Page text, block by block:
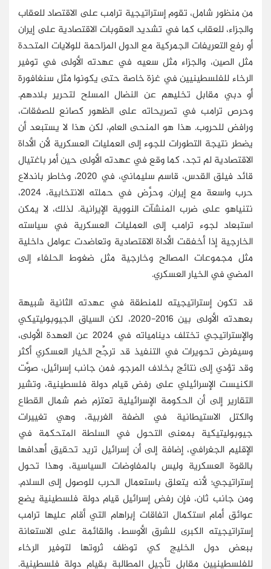
من منظور شامل، تقوم إستراتيجية ترامب على الاقتصاد للعقاب
والجزاء، للعقاب كما في تشديد العقوبات الاقتصادية على إيران
أو رفع التعريفات الجمركية مع الدول المزاحمة للولايات المتحدة
مثل الصين، والجزاء مثل سعيه في عهدته الأولى في توفير
الرخاء للفلسطينيين في غزة خاصة حتى يكونوا مثل سنغافورة
أو دبي مقابل تخليهم عن النضال المسلح لتحرير بلادهم.
وحرص ترامب في تصريحاته على الظهور كصانع للصفقات،
ورافض للحروب. هذا هو المنحى العام، لكن هذا لا يستبعد أن
يضطر نتيجة التطورات للجوء إلى العمليات العسكرية لأن الأداة
الاقتصادية لم تجد، كما وقع في عهدته الأولى حين أمر باغتيال
قائد فيلق القدس، قاسم سليماني، في 2020، وخاطر باندلاع
حرب واسعة مع إيران. وحرَّض في حملته الانتخابية، 2024،
نتنياهو على ضرب المنشآت النووية الإيرانية. لذلك، لا يمكن
استبعاد لجوء ترامب إلى العمليات العسكرية في سياسته
الخارجية إذا أخفقت الأداة الاقتصادية وتعاضدت عوامل داخلية
مثل مجموعات المصالح وخارجية مثل ضغوط الحلفاء إلى
المضي في الخيار العسكري.
قد تكون إستراتيجيته للمنطقة في عهدته الثانية شبيهة
بعهدته الأولى بين 2016-2020، لكن السياق الجيوبوليتيكي
والإستراتيجي تختلف دينامياته في 2024 عن العهدة الأولى،
وسيفرض تحويرات في التنفيذ قد ترجِّح الخيار العسكري أكثر
وقد تؤدي إلى نتائج بخلاف المرجو. فمن جانب إسرائيل، صوَّت
الكنيست الإسرائيلي على رفض قيام دولة فلسطينية، وتشير
التقارير إلى أن الحكومة الإسرائيلية تعتزم ضم شمال القطاع
والكتل الاستيطانية في الضفة الغربية، وهي تغييرات
جيوبوليتيكية بمعنى التحول في السلطة المتحكمة في
الإقليم الجغرافي، إضافة إلى أن إسرائيل تريد تحقيق أهدافها
بالقوة العسكرية وليس بالمفاوضات السياسية، وهذا تحول
إستراتيجي؛ لأنه يتعلق باستعمال الحرب للوصول إلى السلام.
ومن جانب ثان، فإن رفض إسرائيل قيام دولة فلسطينية يضع
عوائق أمام استكمال اتفاقات إبراهام التي أقام عليها ترامب
إستراتيجيته الكبرى للشرق الأوسط، والقائمة على الاستعانة
ببعض دول الخليج كي توظف ثروتها لتوفير الرخاء
للفلسطينيين مقابل تأجيل المطالبة بقيام دولة فلسطينية.